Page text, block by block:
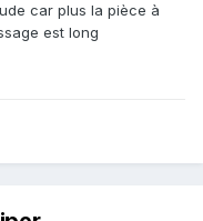
car plus la pièce à
est long